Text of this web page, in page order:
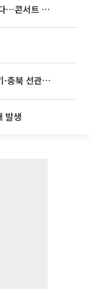
빅뱅, 20주년 기념 '새 뱅봉' 선보인다⋯콘서트 앞두고 팝업 개최
추가 압수수색
발생